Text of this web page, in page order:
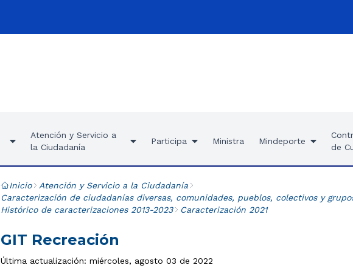
Atención y Servicio a
la Ciudadanía
Participa Ministra Mindeporte
de
Inicio
Atención y Servicio a la Ciudadanía
Caracterización de ciudadanías diversas, comunidades, pueblos, colectivos y
Histórico de caracterizaciones 2013-2023
Caracterización 2021
GIT Recreación
Última actualización: miércoles, agosto 03 de 2022